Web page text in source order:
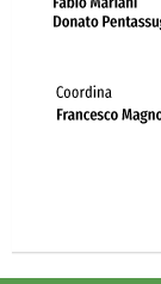
La formazione